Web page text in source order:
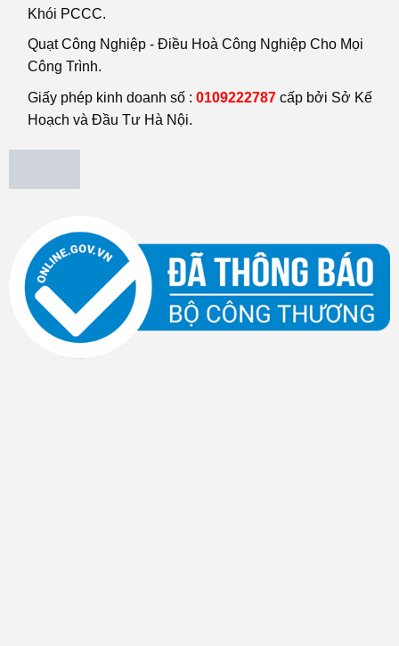
Khói PCCC.
Quạt Công Nghiệp - Điều Hoà Công Nghiệp Cho Mọi
Công Trình.
Giấy phép kinh doanh số : 0109222787 cấp bởi Sở Kế
Hoạch và Đầu Tư Hà Nội.